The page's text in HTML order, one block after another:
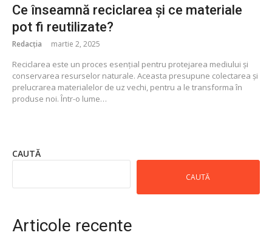
Ce înseamnă reciclarea și ce materiale
pot fi reutilizate?
Redacția martie 2, 2025
Reciclarea este un proces esențial pentru protejarea mediului și
conservarea resurselor naturale. Aceasta presupune colectarea și
prelucrarea materialelor de uz vechi, pentru a le transforma în
produse noi. Într-o lume…
CAUTĂ
CAUTĂ
Articole recente